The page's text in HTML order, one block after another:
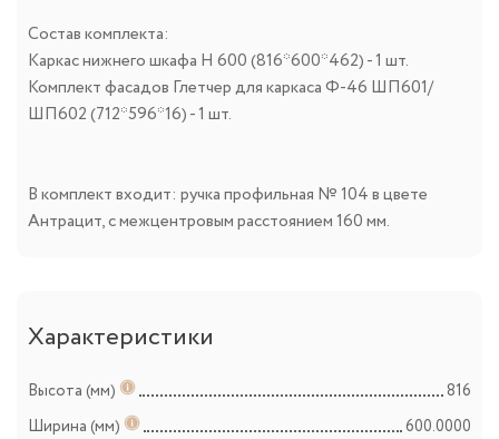
Состав комплекта:
Каркас нижнего шкафа Н 600 (816*600*462) - 1 шт.
Комплект фасадов Глетчер для каркаса Ф-46 ШП601/
ШП602 (712*596*16) - 1 шт.
В комплект входит: ручка профильная № 104 в цвете
Антрацит, с межцентровым расстоянием 160 мм.
Характеристики
Высота (мм)
816
Ширина (мм)
600.0000